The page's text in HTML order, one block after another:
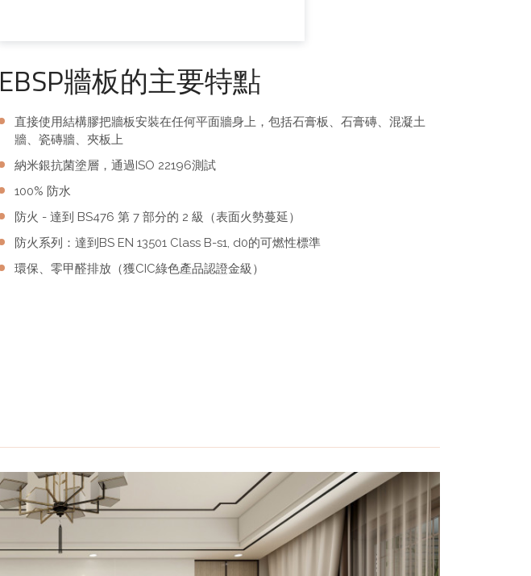
EBSP牆板的主要特點
直接使用結構膠把牆板安裝在任何平面牆身上，包括石膏板、石膏磚、混凝土
牆、瓷磚牆、夾板上
納米銀抗菌塗層，通過ISO 22196測試
100% 防水
防火 - 達到 BS476 第 7 部分的 2 級（表面火勢蔓延）
防火系列：達到BS EN 13501 Class B-s1, d0的可燃性標準
環保、零甲醛排放（獲CIC綠色產品認證金級）